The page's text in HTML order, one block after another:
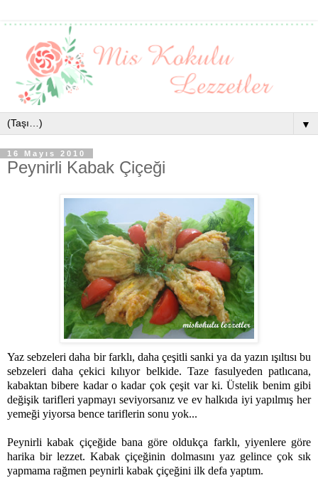
▼
16 Mayıs 2010
Peynirli Kabak Çiçeği
Yaz sebzeleri daha bir farklı, daha çeşitli sanki ya da yazın ışıltısı bu
sebzeleri daha çekici kılıyor belkide. Taze fasulyeden patlıcana,
kabaktan bibere kadar o kadar çok çeşit var ki. Üstelik benim gibi
değişik tarifleri yapmayı seviyorsanız ve ev halkıda iyi yapılmış her
yemeği yiyorsa bence tariflerin sonu yok...
Peynirli kabak çiçeğide bana göre oldukça farklı, yiyenlere göre
harika bir lezzet. Kabak çiçeğinin dolmasını yaz gelince çok sık
yapmama rağmen peynirli kabak çiçeğini ilk defa yaptım.